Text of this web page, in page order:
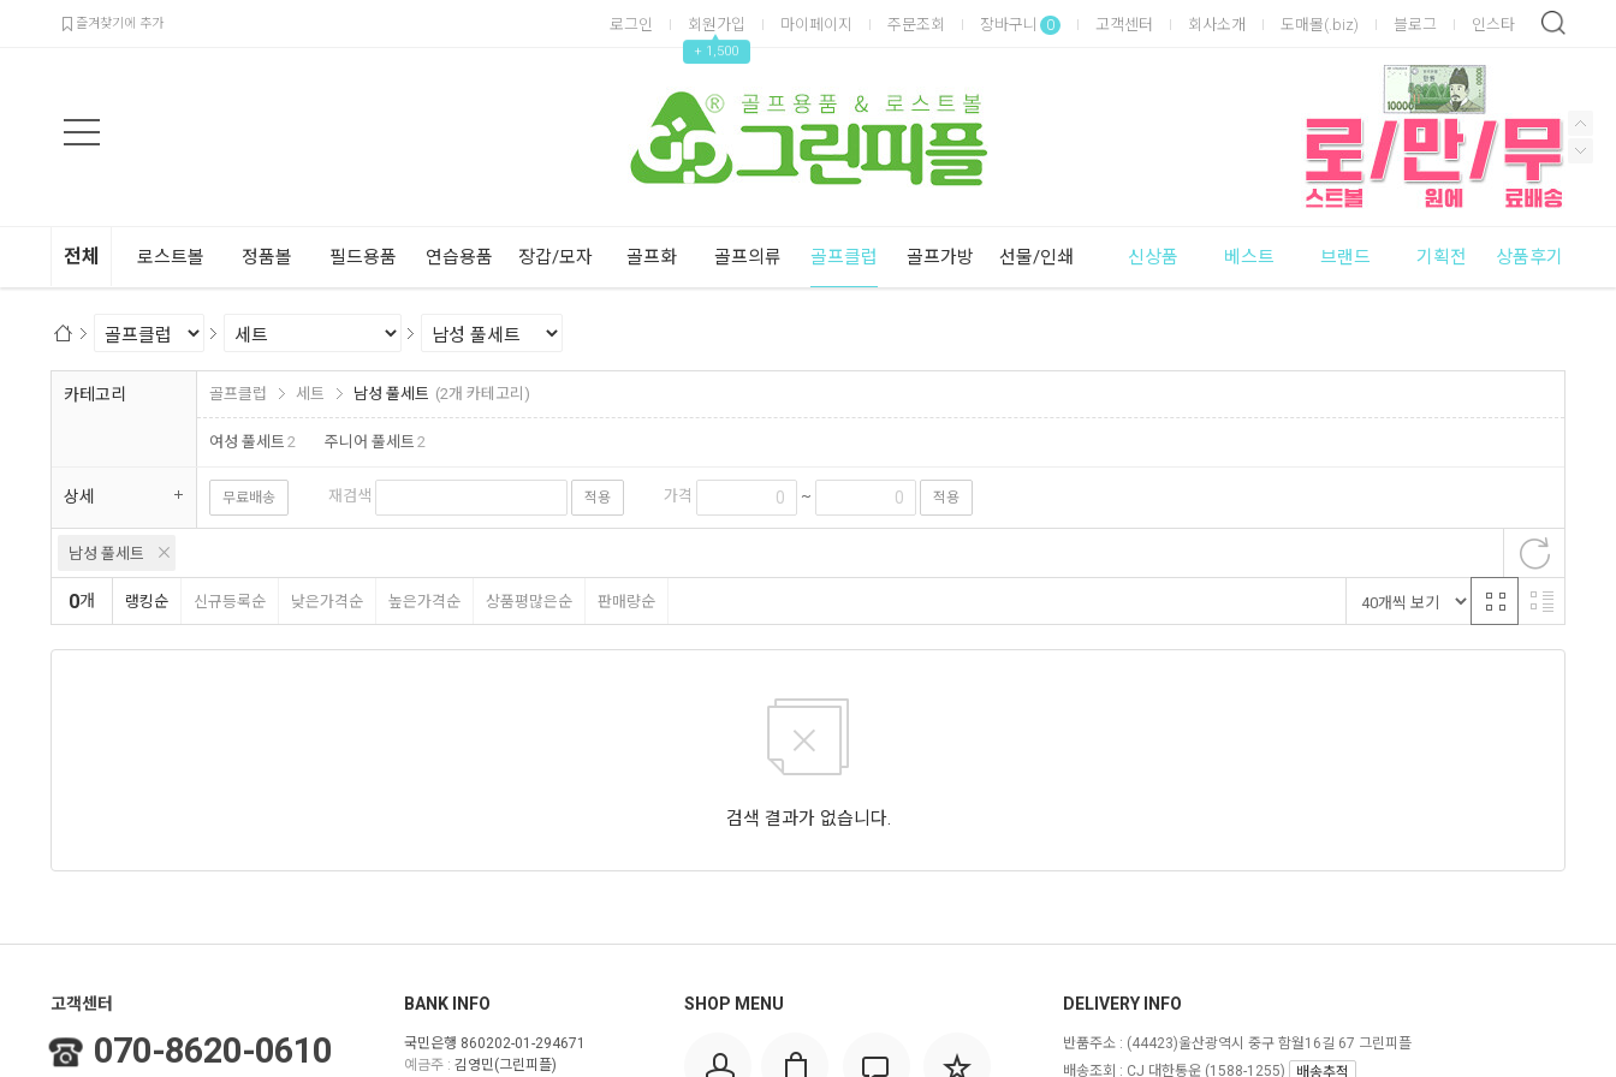
즐겨찾기에 추가 로그인 회원가입
▲
+ 1,500
마이페이지 주문조회 장바구니 0 고객센터 회사소개 도매몰(.biz) 블로그 인스타
Previous
Next
전체 로스트볼 정품볼 필드용품 연습용품 장갑/모자 골프화 골프의류 골프클럽 골프가방 선물/인쇄 신상품 베스트 브랜드 기획전 상품후기
카테고리 골프클럽 세트 남성 풀세트 (2개 카테고리)
여성 풀세트 2 주니어 풀세트 2
상세 무료배송 재검색 적용 가격 ~ 적용
남성 풀세트
0개 랭킹순 신규등록순 낮은가격순 높은가격순 상품평많은순 판매량순
검색 결과가 없습니다.
고객센터
070-8620-0610
BANK INFO
국민은행 860202-01-294671
예금주 : 김영민(그린피플)
SHOP MENU DELIVERY INFO
반품주소 : (44423)울산광역시 중구 함월16길 67 그린피플
배송조회 : CJ 대한통운 (1588-1255)
배송추적